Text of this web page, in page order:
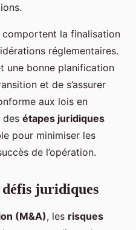
comportent la finalisation
réglementaires.
une bonne planification
et de s’assurer
aux lois en
des étapes juridiques
pour minimiser les
de l’opération.
défis juridiques
(M&A), les risques